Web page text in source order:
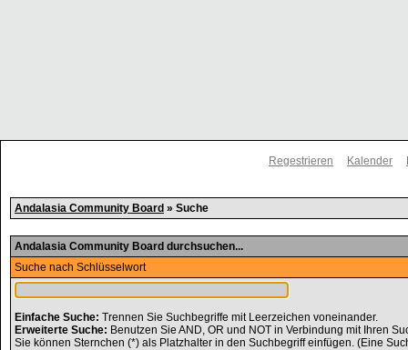
Regestrieren Kalender
Andalasia Community Board » Suche
Andalasia Community Board durchsuchen...
Suche nach Schlüsselwort
Einfache Suche: Trennen Sie Suchbegriffe mit Leerzeichen voneinander.
Erweiterte Suche: Benutzen Sie AND, OR und NOT in Verbindung mit Ihren
Sie können Sternchen (*) als Platzhalter in den Suchbegriff einfügen. (Eine